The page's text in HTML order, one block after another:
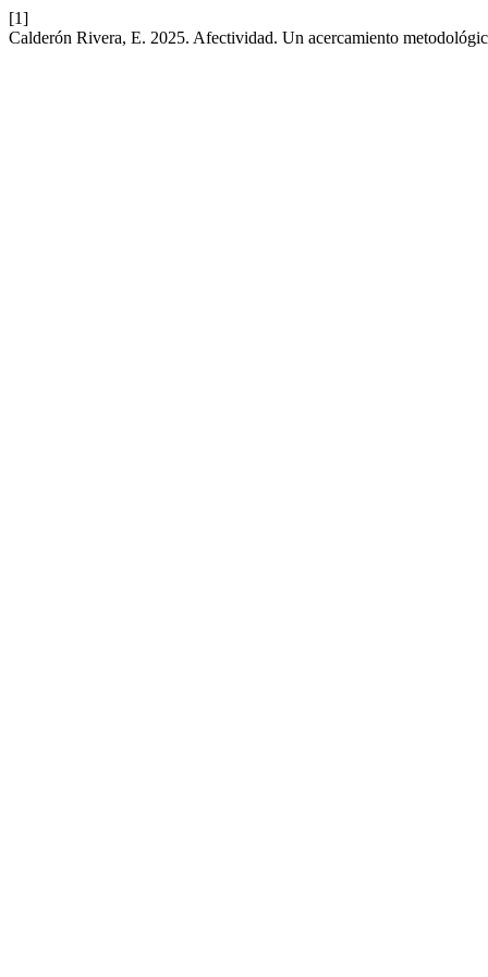
[1]
Calderón Rivera, E. 2025. Afectividad. Un acercamiento